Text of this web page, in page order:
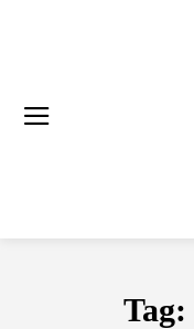
Tag: